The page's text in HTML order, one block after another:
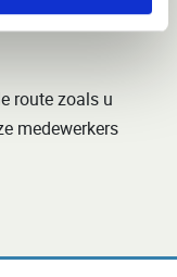
route zoals u
medewerkers